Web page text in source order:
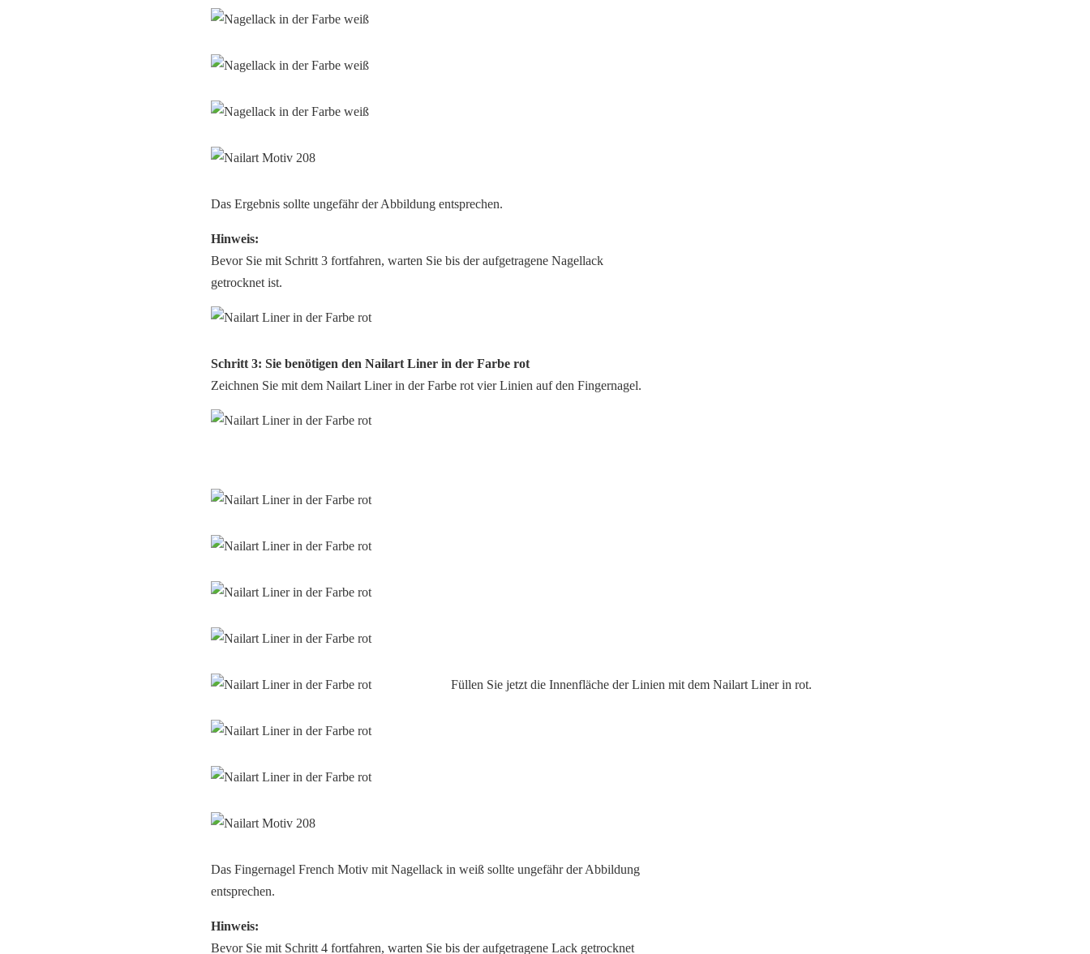
Das Ergebnis sollte ungefähr der Abbildung entsprechen.
Hinweis:
Bevor Sie mit Schritt 3 fortfahren, warten Sie bis der aufgetragene Nagellack
getrocknet ist.
Schritt 3: Sie benötigen den Nailart Liner in der Farbe rot
Zeichnen Sie mit dem Nailart Liner in der Farbe rot vier Linien auf den Fingernagel.
Füllen Sie jetzt die Innenfläche der Linien mit dem Nailart Liner in rot.
Das Fingernagel French Motiv mit Nagellack in weiß sollte ungefähr der Abbildung
entsprechen.
Hinweis:
Bevor Sie mit Schritt 4 fortfahren, warten Sie bis der aufgetragene Lack getrocknet